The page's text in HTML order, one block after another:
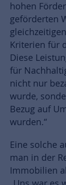
hohen
geförderten
Kriterien für
Diese
für
nicht nur
wurde,
Bezug auf
wurden.“
Eine solche
man in der
Immobilien